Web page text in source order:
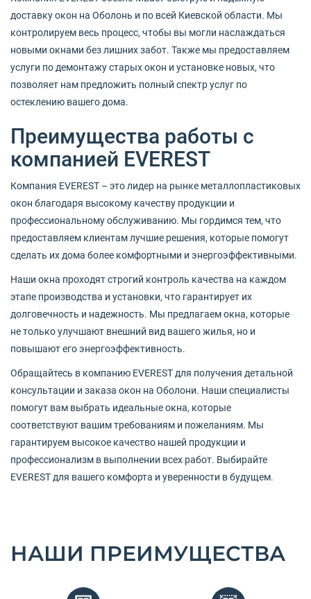
доставку окон на Оболонь и по всей Киевской области. Мы
контролируем весь процесс, чтобы вы могли наслаждаться
новыми окнами без лишних забот. Также мы предоставляем
услуги по демонтажу старых окон и установке новых, что
позволяет нам предложить полный спектр услуг по
остеклению вашего дома.
Преимущества работы с
компанией EVEREST
Компания EVEREST – это лидер на рынке металлопластиковых
окон благодаря высокому качеству продукции и
профессиональному обслуживанию. Мы гордимся тем, что
предоставляем клиентам лучшие решения, которые помогут
сделать их дома более комфортными и энергоэффективными.
Наши окна проходят строгий контроль качества на каждом
этапе производства и установки, что гарантирует их
долговечность и надежность. Мы предлагаем окна, которые
не только улучшают внешний вид вашего жилья, но и
повышают его энергоэффективность.
Обращайтесь в компанию EVEREST для получения детальной
консультации и заказа окон на Оболони. Наши специалисты
помогут вам выбрать идеальные окна, которые
соответствуют вашим требованиям и пожеланиям. Мы
гарантируем высокое качество нашей продукции и
профессионализм в выполнении всех работ. Выбирайте
EVEREST для вашего комфорта и уверенности в будущем.
НАШИ ПРЕИМУЩЕСТВА